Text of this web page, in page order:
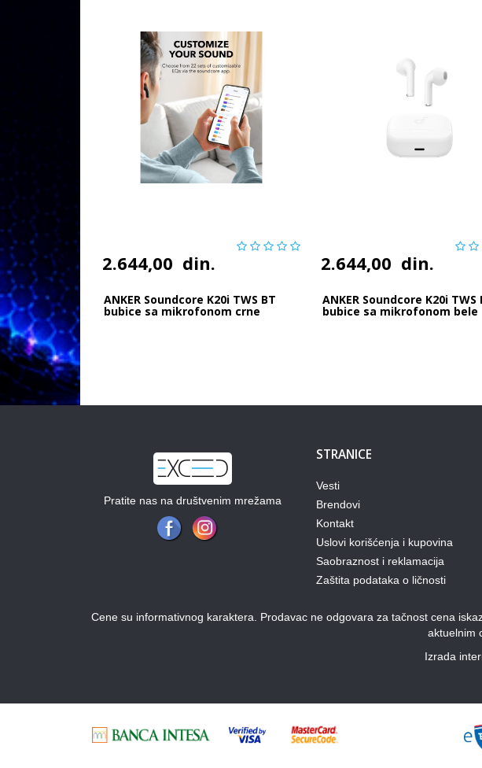
2.644,00 din.
ANKER Soundcore K20i TWS BT
bubice sa mikrofonom crne
2.644,00 din.
ANKER Soundcore K20i TWS
bubice sa mikrofonom bele
Pratite nas na društvenim mrežama
STRANICE
Vesti
Brendovi
Kontakt
Uslovi korišćenja i kupovina
Saobraznost i reklamacija
Zaštita podataka o ličnosti
Cene su informativnog karaktera. Prodavac ne odgovara za tačnost cena
aktuelnim
Izrada